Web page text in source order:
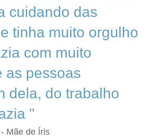
cuidando das
tinha muito orgulho
com muito
as pessoas
dela, do trabalho
"
- Mãe de Íris